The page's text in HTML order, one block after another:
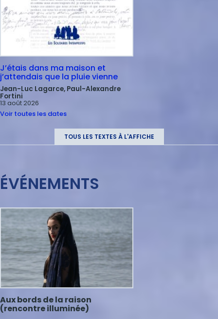
J’étais dans ma maison et
j’attendais que la pluie vienne
Jean-Luc Lagarce, Paul-Alexandre
Fortini
13 août 2026
Voir toutes les dates
TOUS LES TEXTES À L'AFFICHE
ÉVÉNEMENTS
Aux bords de la raison
(rencontre illuminée)